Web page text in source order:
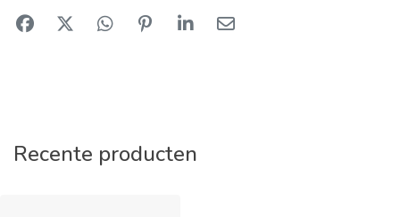
Recente producten